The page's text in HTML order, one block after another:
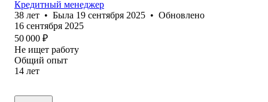
Кредитный менеджер
38 лет • Была 19 сентября 2025 • Обновлено
16 сентября 2025
50 000 ₽
Не ищет работу
Общий опыт
14 лет